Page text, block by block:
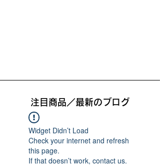
注目商品／最新のブログ
Widget Didn’t Load
Check your internet and refresh
this page.
If that doesn’t work, contact us.